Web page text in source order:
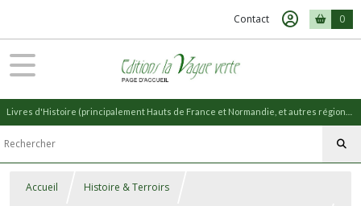
Contact 0
Accueil Histoire & Terroirs